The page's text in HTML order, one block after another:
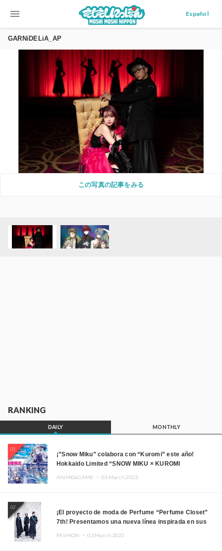
menu Español
GARNiDELiA_AP
この写真の記事をみる
RANKING
DAILY MONTHLY
01
¡”Snow Miku” colabora con “Kuromi” este año!
Hokkaido Limited “SNOW MIKU × KUROMI
ANIME&GAME ・03.March.2023
02
¡El proyecto de moda de Perfume “Perfume Closet”
7th! Presentamos una nueva línea inspirada en sus
FASHION ・03.March.2023